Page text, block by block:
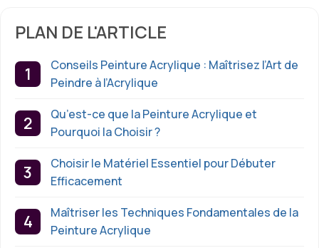
PLAN DE L'ARTICLE
Conseils Peinture Acrylique : Maîtrisez l’Art de
Peindre à l’Acrylique
Qu’est-ce que la Peinture Acrylique et
Pourquoi la Choisir ?
Choisir le Matériel Essentiel pour Débuter
Efficacement
Maîtriser les Techniques Fondamentales de la
Peinture Acrylique